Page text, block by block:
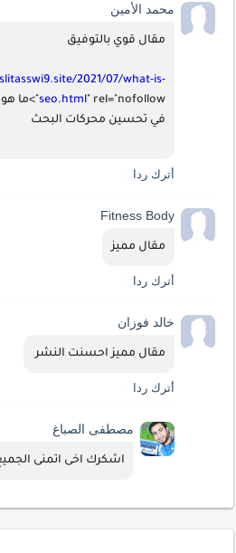
محمد الأمين
مقال قوي بالتوفيق
2021/07/what-is-
seo.html
في تحسين محركات البحث
أترك ردا
Fitness Body
مقال مميز
أترك ردا
خالد فوزان
مقال مميز احسنت النشر
أترك ردا
مصطفى الصباغ
اشكرك اخى اتمنى